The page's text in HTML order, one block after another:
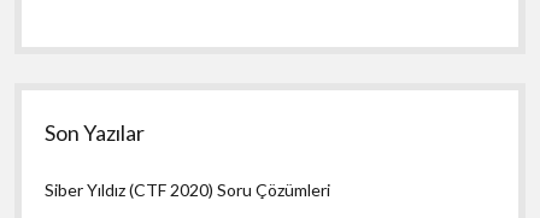
Son Yazılar
Siber Yıldız (CTF 2020) Soru Çözümleri